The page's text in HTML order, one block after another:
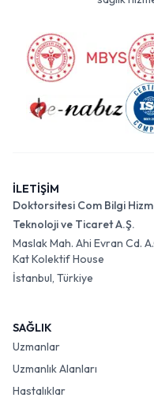
İLETİŞİM
Doktorsitesi Com Bilgi
Teknoloji ve Ticaret A.Ş.
Maslak Mah. Ahi Evran Cd.
Kat Kolektif House
İstanbul, Türkiye
SAĞLIK
Uzmanlar
Uzmanlık Alanları
Hastalıklar